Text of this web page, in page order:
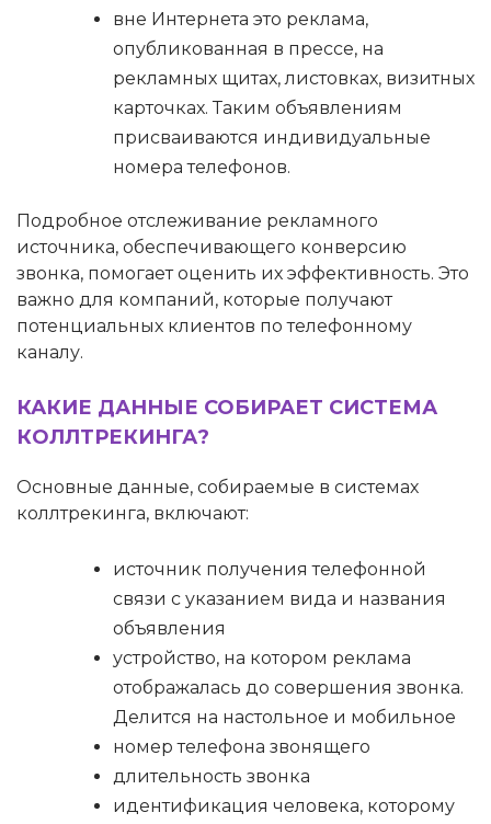
вне Интернета это реклама,
опубликованная в прессе, на
рекламных щитах, листовках, визитных
карточках. Таким объявлениям
присваиваются индивидуальные
номера телефонов.
Подробное отслеживание рекламного
источника, обеспечивающего конверсию
звонка, помогает оценить их эффективность. Это
важно для компаний, которые получают
потенциальных клиентов по телефонному
каналу.
КАКИЕ ДАННЫЕ СОБИРАЕТ СИСТЕМА
КОЛЛТРЕКИНГА?
Основные данные, собираемые в системах
коллтрекинга, включают:
источник получения телефонной
связи с указанием вида и названия
объявления
устройство, на котором реклама
отображалась до совершения звонка.
Делится на настольное и мобильное
номер телефона звонящего
длительность звонка
идентификация человека, которому